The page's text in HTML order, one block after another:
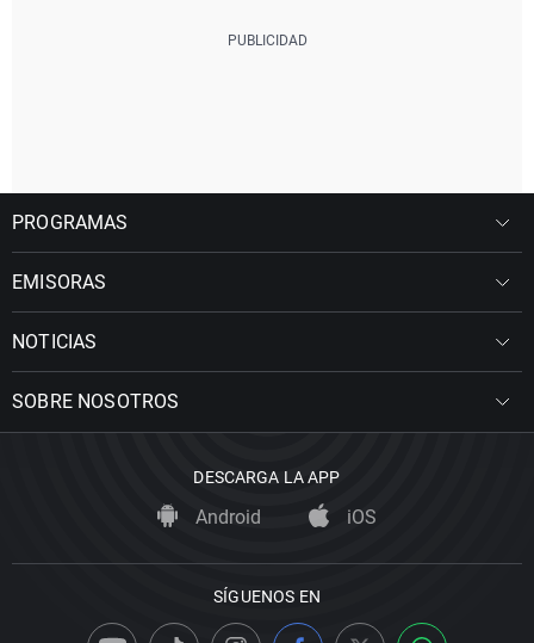
PROGRAMAS
EMISORAS
NOTICIAS
SOBRE NOSOTROS
DESCARGA LA APP
Android iOS
SÍGUENOS EN